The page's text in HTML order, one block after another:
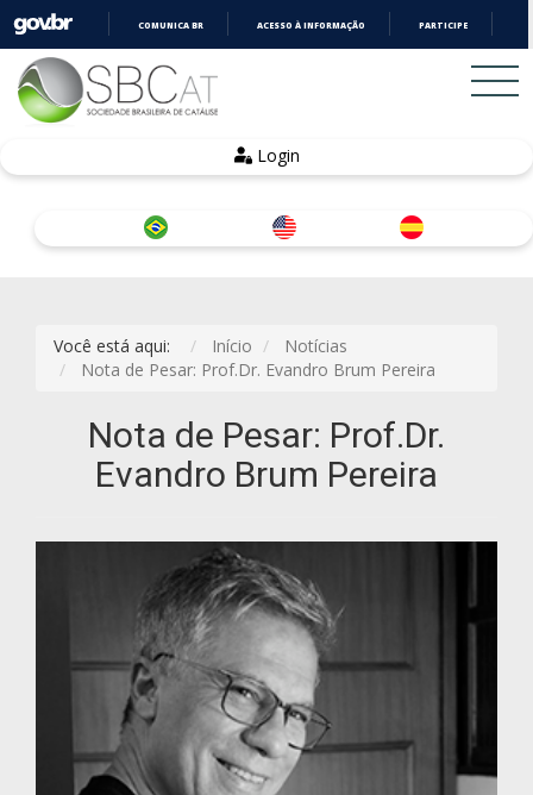
COMUNICA BR ACESSO À INFORMAÇÃO PARTICIPE
Login
Você está aqui: Início
Notícias
Nota de Pesar: Prof.Dr. Evandro Brum Pereira
Nota de Pesar: Prof.Dr.
Evandro Brum Pereira